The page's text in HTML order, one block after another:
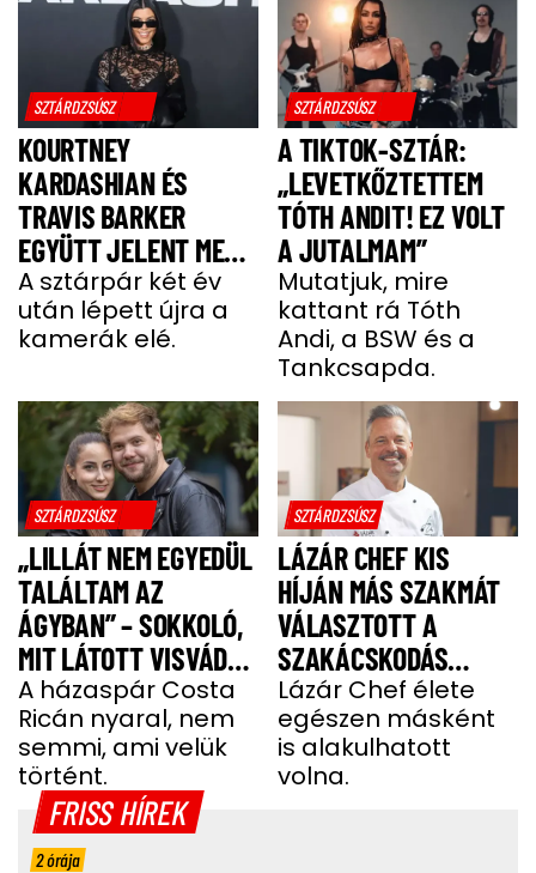
SZTÁRDZSÚSZ
KOURTNEY
KARDASHIAN ÉS
TRAVIS BARKER
EGYÜTT JELENT MEG
A VÖRÖS SZŐNYEGEN
A sztárpár két év
után lépett újra a
kamerák elé.
SZTÁRDZSÚSZ
A TIKTOK-SZTÁR:
„LEVETKŐZTETTEM
TÓTH ANDIT! EZ VOLT
A JUTALMAM”
Mutatjuk, mire
kattant rá Tóth
Andi, a BSW és a
Tankcsapda.
SZTÁRDZSÚSZ
„LILLÁT NEM EGYEDÜL
TALÁLTAM AZ
ÁGYBAN” – SOKKOLÓ,
MIT LÁTOTT VISVÁDER
TAMÁS
A házaspár Costa
Ricán nyaral, nem
semmi, ami velük
történt.
SZTÁRDZSÚSZ
LÁZÁR CHEF KIS
HÍJÁN MÁS SZAKMÁT
VÁLASZTOTT A
SZAKÁCSKODÁS
HELYETT
Lázár Chef élete
egészen másként
is alakulhatott
volna.
FRISS HÍREK
2 órája